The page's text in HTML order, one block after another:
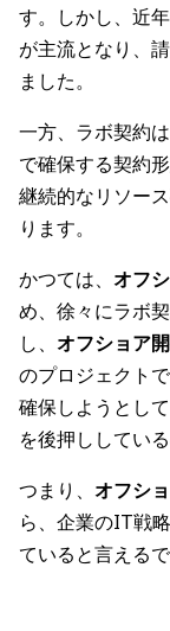
す。しかし、近
が主流となり、
ました。
一方、ラボ契約
で確保する契約
継続的なリソー
ります。
かつては、 オフ
め、徐々にラボ
し、 オフショア
のプロジェクト
確保しようとし
を後押ししている
つまり、 オフシ
ら、企業のIT戦
ていると言えるで